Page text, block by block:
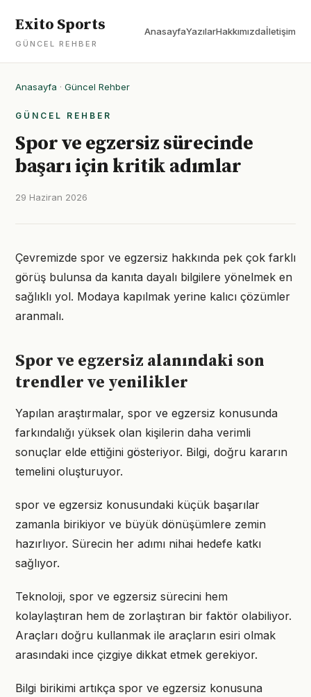
Exito Sports
GÜNCEL REHBER
AnasayfaYazılarHakkımızdaİletişim
Anasayfa · Güncel Rehber
GÜNCEL REHBER
Spor ve egzersiz sürecinde
başarı için kritik adımlar
29 Haziran 2026
Çevremizde spor ve egzersiz hakkında pek çok farklı
görüş bulunsa da kanıta dayalı bilgilere yönelmek en
sağlıklı yol. Modaya kapılmak yerine kalıcı çözümler
aranmalı.
Spor ve egzersiz alanındaki son
trendler ve yenilikler
Yapılan araştırmalar, spor ve egzersiz konusunda
farkındalığı yüksek olan kişilerin daha verimli
sonuçlar elde ettiğini gösteriyor. Bilgi, doğru kararın
temelini oluşturuyor.
spor ve egzersiz konusundaki küçük başarılar
zamanla birikiyor ve büyük dönüşümlere zemin
hazırlıyor. Sürecin her adımı nihai hedefe katkı
sağlıyor.
Teknoloji, spor ve egzersiz sürecini hem
kolaylaştıran hem de zorlaştıran bir faktör olabiliyor.
Araçları doğru kullanmak ile araçların esiri olmak
arasındaki ince çizgiye dikkat etmek gerekiyor.
Bilgi birikimi artıkça spor ve egzersiz konusuna